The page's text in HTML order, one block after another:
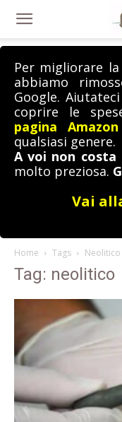
Per migliorare
abbiamo
Google.
coprire le
pagina Amazon
qualsiasi genere.
A voi non costa
molto preziosa.
Vai
Home Tags Neolitico
Tag: neolitico